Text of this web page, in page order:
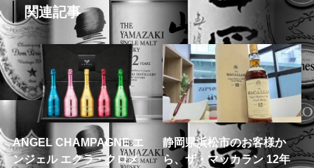
関連記事
ANGEL CHAMPAGNE エ
ンジェル エクラ・クロメ
静岡県浜松市のお客様か
ら、ザ・マッカラン 12年